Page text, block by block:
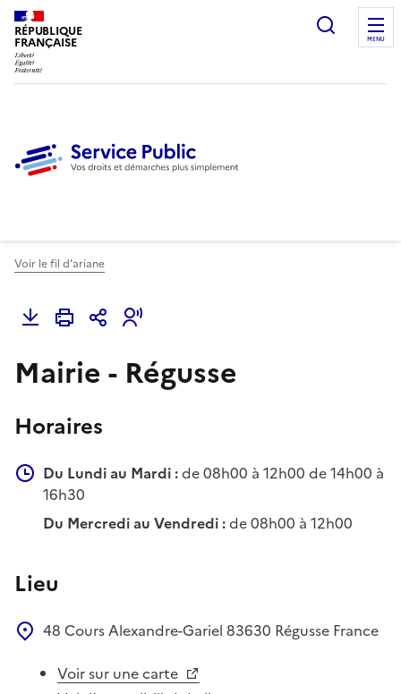
RÉPUBLIQUE
FRANÇAISE
Ouvrir
MENU
Voir le fil d'ariane
Mairie - Régusse
Horaires
Du Lundi au Mardi :de 08h00 à 12h00 de 14h00 à
16h30
Du Mercredi au Vendredi :de 08h00 à 12h00
Lieu
48 Cours Alexandre-Gariel 83630 Régusse France
Voir sur une carte